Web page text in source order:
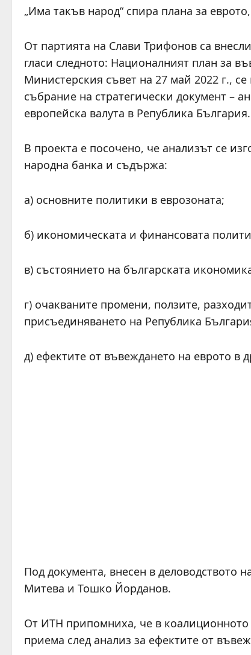
„Има такъв народ“ спира плана за
От партията на Слави Трифонов са
гласи следното: Националният план за
Министерския съвет на 27 май 2022 г.,
събрание на стратегически документ –
европейска валута в Република България.
В проекта е посочено, че анализът се
народна банка и съдържа:
а) основните политики в еврозоната;
б) икономическата и финансовата
в) състоянието на българската
г) очакваните промени, ползите,
присъединяването на Република
д) ефектите от въвеждането на еврото в
Под документа, внесен в
Митева и Тошко Йорданов.
От ИТН припомниха, че в коалиционното
приема след анализ за ефектите от